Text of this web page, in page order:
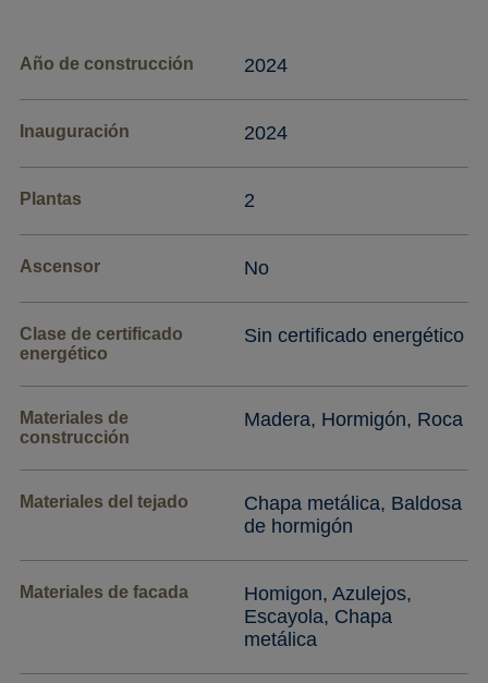
Año de construcción 2024
Inauguración 2024
Plantas 2
Ascensor No
Clase de certificado
energético
Sin certificado energético
Materiales de
construcción
Madera, Hormigón, Roca
Materiales del tejado
Chapa metálica, Baldosa
de hormigón
Materiales de facada
Homigon, Azulejos,
Escayola, Chapa
metálica